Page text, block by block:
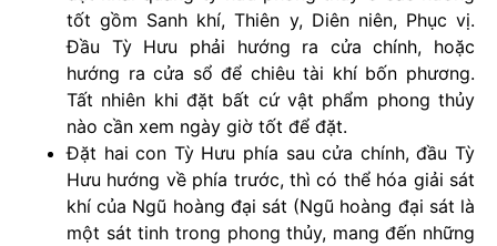
tốt gồm Sanh khí, Thiên y, Diên niên, Phục vị.
Đầu Tỳ Hưu phải hướng ra cửa chính, hoặc
hướng ra cửa sổ để chiêu tài khí bốn phương.
Tất nhiên khi đặt bất cứ vật phẩm phong thủy
nào cần xem ngày giờ tốt để đặt.
Đặt hai con Tỳ Hưu phía sau cửa chính, đầu Tỳ
Hưu hướng về phía trước, thì có thể hóa giải sát
khí của Ngũ hoàng đại sát (Ngũ hoàng đại sát là
một sát tinh trong phong thủy, mang đến những